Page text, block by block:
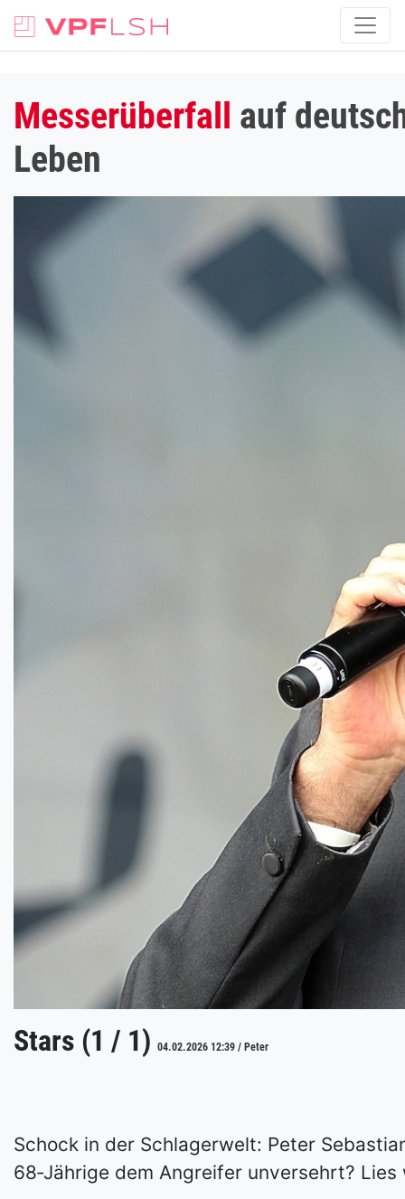
Messerüberfall
auf
Leben
Stars (1 / 1) 04.02.2026 12:39 / Peter
Schock in der Schlagerwelt: Peter
68‑Jährige dem Angreifer unversehrt?